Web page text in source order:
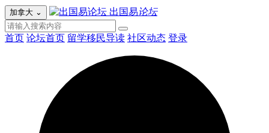
加拿大 ⌄ 出国易论坛
首页 论坛首页 留学移民导读 社区动态 登录